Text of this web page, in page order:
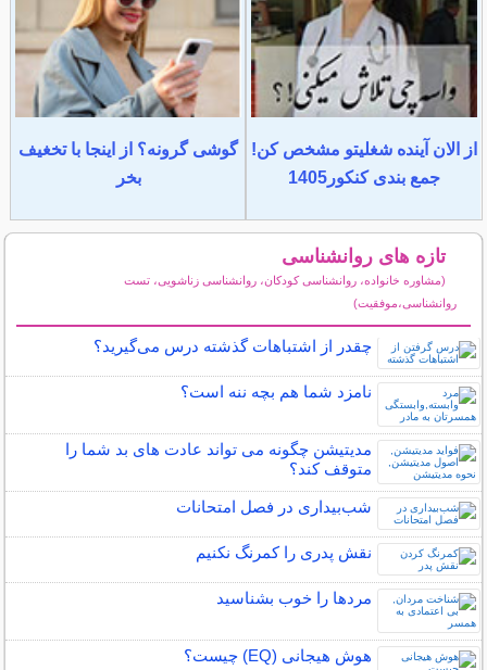
از الان آینده شغلیتو مشخص کن!
جمع بندی کنکور1405
گوشی گرونه؟ از اینجا با تخغیف
بخر
تازه های روانشناسی
(مشاوره خانواده، روانشناسی کودکان، روانشناسی زناشویی، تست
روانشناسی،موفقیت)
چقدر از اشتباهات گذشته درس می‌گیرید؟
نامزد شما هم بچه ننه است؟
مدیتیشن چگونه می تواند عادت های بد شما را
متوقف کند؟
شب‌بیداری در فصل امتحانات
نقش پدری را کمرنگ نکنیم
مردها را خوب بشناسید
هوش هیجانی (EQ) چیست؟